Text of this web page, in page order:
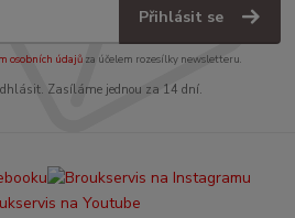
Přihlásit se
osobních údajůza účelem rozesílky newsletteru.
Zasíláme jednou za 14 dní.